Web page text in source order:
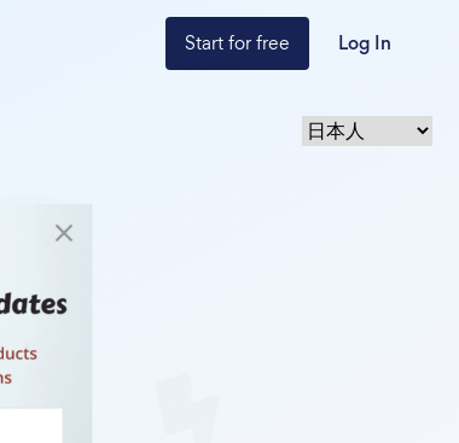
Start for free Log In